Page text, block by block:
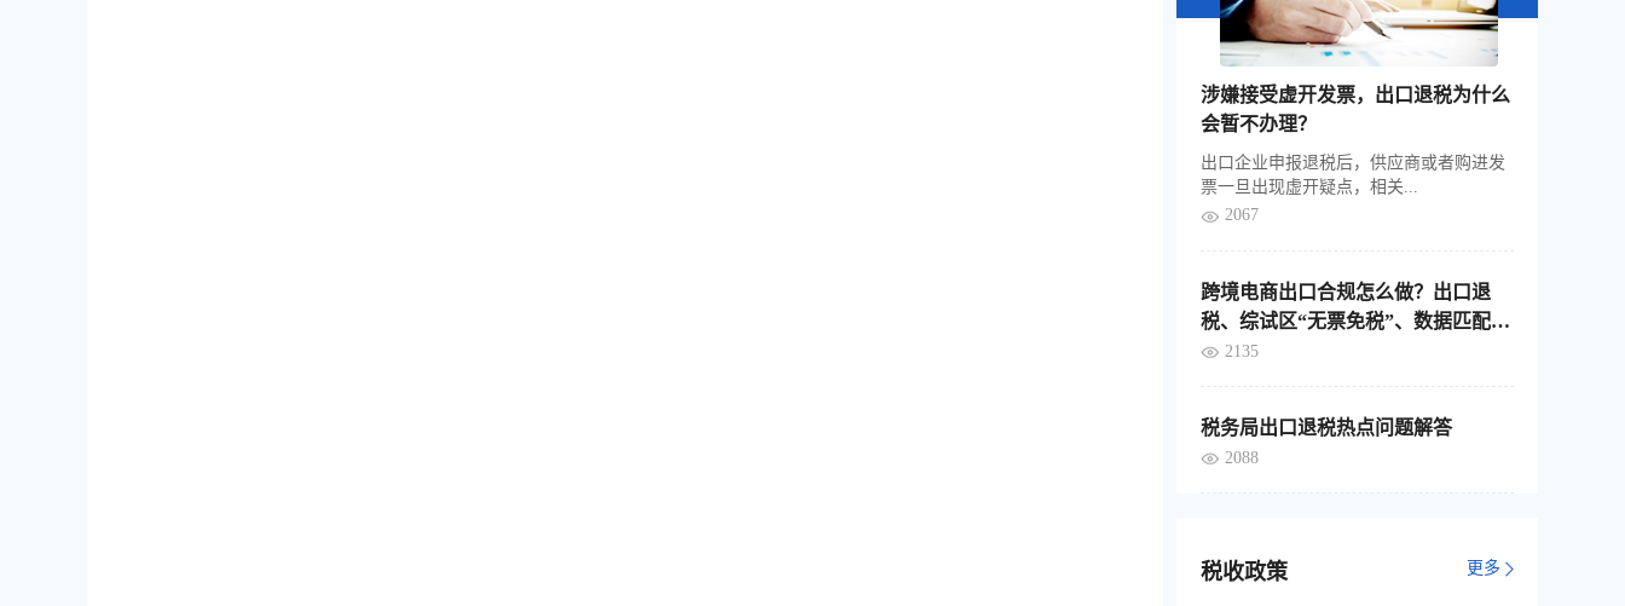
涉嫌接受虚开发票，出口退税为什么
会暂不办理？
出口企业申报退税后，供应商或者购进发
票一旦出现虚开疑点，相关...
2067
跨境电商出口合规怎么做？出口退
税、综试区“无票免税”、数据匹配，
这4个要点要分清
2135
税务局出口退税热点问题解答
2088
税收政策 更多